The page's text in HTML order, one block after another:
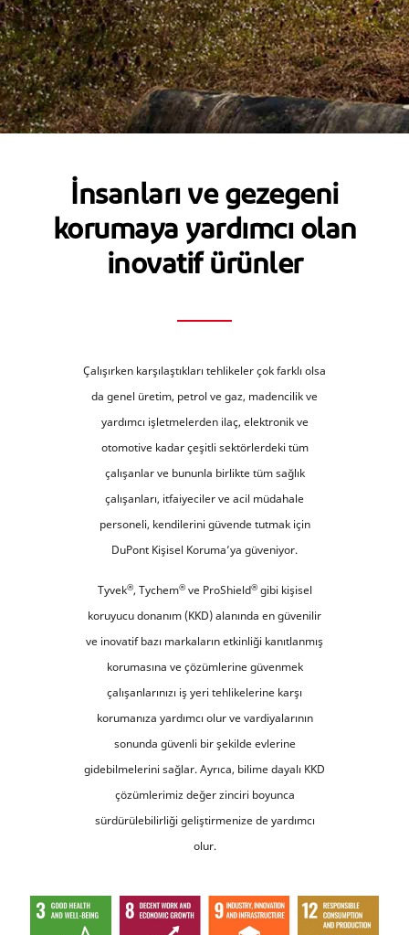
İnsanları ve gezegeni
korumaya yardımcı olan
inovatif ürünler
Çalışırken karşılaştıkları tehlikeler çok farklı olsa
da genel üretim, petrol ve gaz, madencilik ve
yardımcı işletmelerden ilaç, elektronik ve
otomotive kadar çeşitli sektörlerdeki tüm
çalışanlar ve bununla birlikte tüm sağlık
çalışanları, itfaiyeciler ve acil müdahale
personeli, kendilerini güvende tutmak için
DuPont Kişisel Koruma’ya güveniyor.
Tyvek®, Tychem®ve ProShield®gibi kişisel
koruyucu donanım (KKD) alanında en güvenilir
ve inovatif bazı markaların etkinliği kanıtlanmış
korumasına ve çözümlerine güvenmek
çalışanlarınızı iş yeri tehlikelerine karşı
korumanıza yardımcı olur ve vardiyalarının
sonunda güvenli bir şekilde evlerine
gidebilmelerini sağlar. Ayrıca, bilime dayalı KKD
çözümlerimiz değer zinciri boyunca
sürdürülebilirliği geliştirmenize de yardımcı
olur.